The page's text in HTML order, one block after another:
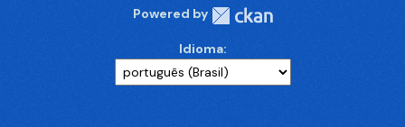
Powered by
Idioma